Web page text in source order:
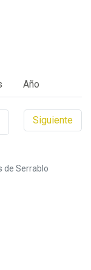
Año
Siguiente
de Serrablo